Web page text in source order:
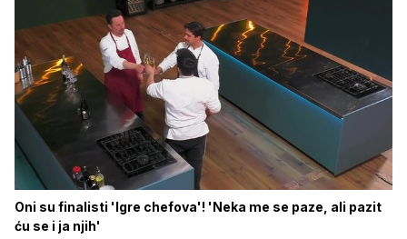
Oni su finalisti 'Igre chefova'! 'Neka me se paze, ali pazit
ću se i ja njih'